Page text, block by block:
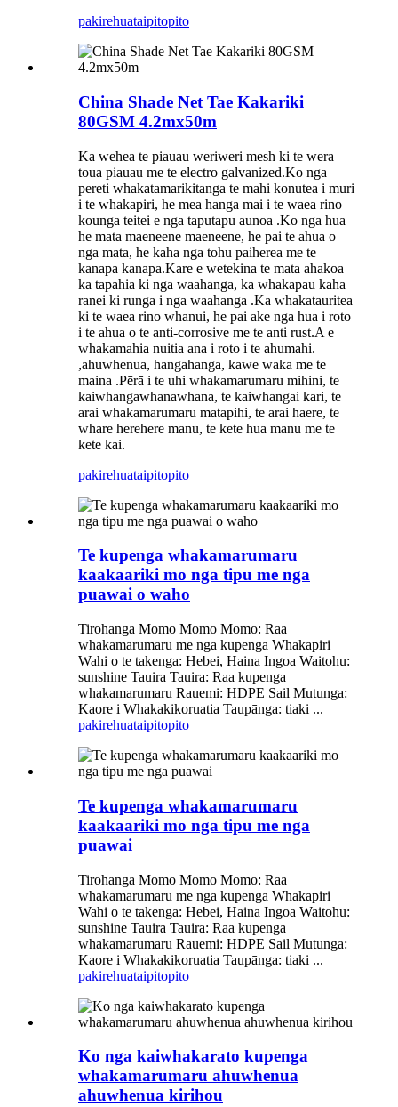
pakirehuataipitopito
China Shade Net Tae Kakariki
80GSM 4.2mx50m
Ka wehea te piauau weriweri mesh ki te wera
toua piauau me te electro galvanized.Ko nga
pereti whakatamarikitanga te mahi konutea i muri
i te whakapiri, he mea hanga mai i te waea rino
kounga teitei e nga taputapu aunoa .Ko nga hua
he mata maeneene maeneene, he pai te ahua o
nga mata, he kaha nga tohu paiherea me te
kanapa kanapa.Kare e wetekina te mata ahakoa
ka tapahia ki nga waahanga, ka whakapau kaha
ranei ki runga i nga waahanga .Ka whakatauritea
ki te waea rino whanui, he pai ake nga hua i roto
i te ahua o te anti-corrosive me te anti rust.A e
whakamahia nuitia ana i roto i te ahumahi.
,ahuwhenua, hangahanga, kawe waka me te
maina .Pērā i te uhi whakamarumaru mihini, te
kaiwhangawhanawhana, te kaiwhangai kari, te
arai whakamarumaru matapihi, te arai haere, te
whare herehere manu, te kete hua manu me te
kete kai.
pakirehuataipitopito
Te kupenga whakamarumaru
kaakaariki mo nga tipu me nga
puawai o waho
Tirohanga Momo Momo Momo: Raa
whakamarumaru me nga kupenga Whakapiri
Wahi o te takenga: Hebei, Haina Ingoa Waitohu:
sunshine Tauira Tauira: Raa kupenga
whakamarumaru Rauemi: HDPE Sail Mutunga:
Kaore i Whakakikoruatia Taupānga: tiaki ...
pakirehuataipitopito
Te kupenga whakamarumaru
kaakaariki mo nga tipu me nga
puawai
Tirohanga Momo Momo Momo: Raa
whakamarumaru me nga kupenga Whakapiri
Wahi o te takenga: Hebei, Haina Ingoa Waitohu:
sunshine Tauira Tauira: Raa kupenga
whakamarumaru Rauemi: HDPE Sail Mutunga:
Kaore i Whakakikoruatia Taupānga: tiaki ...
pakirehuataipitopito
Ko nga kaiwhakarato kupenga
whakamarumaru ahuwhenua
ahuwhenua kirihou